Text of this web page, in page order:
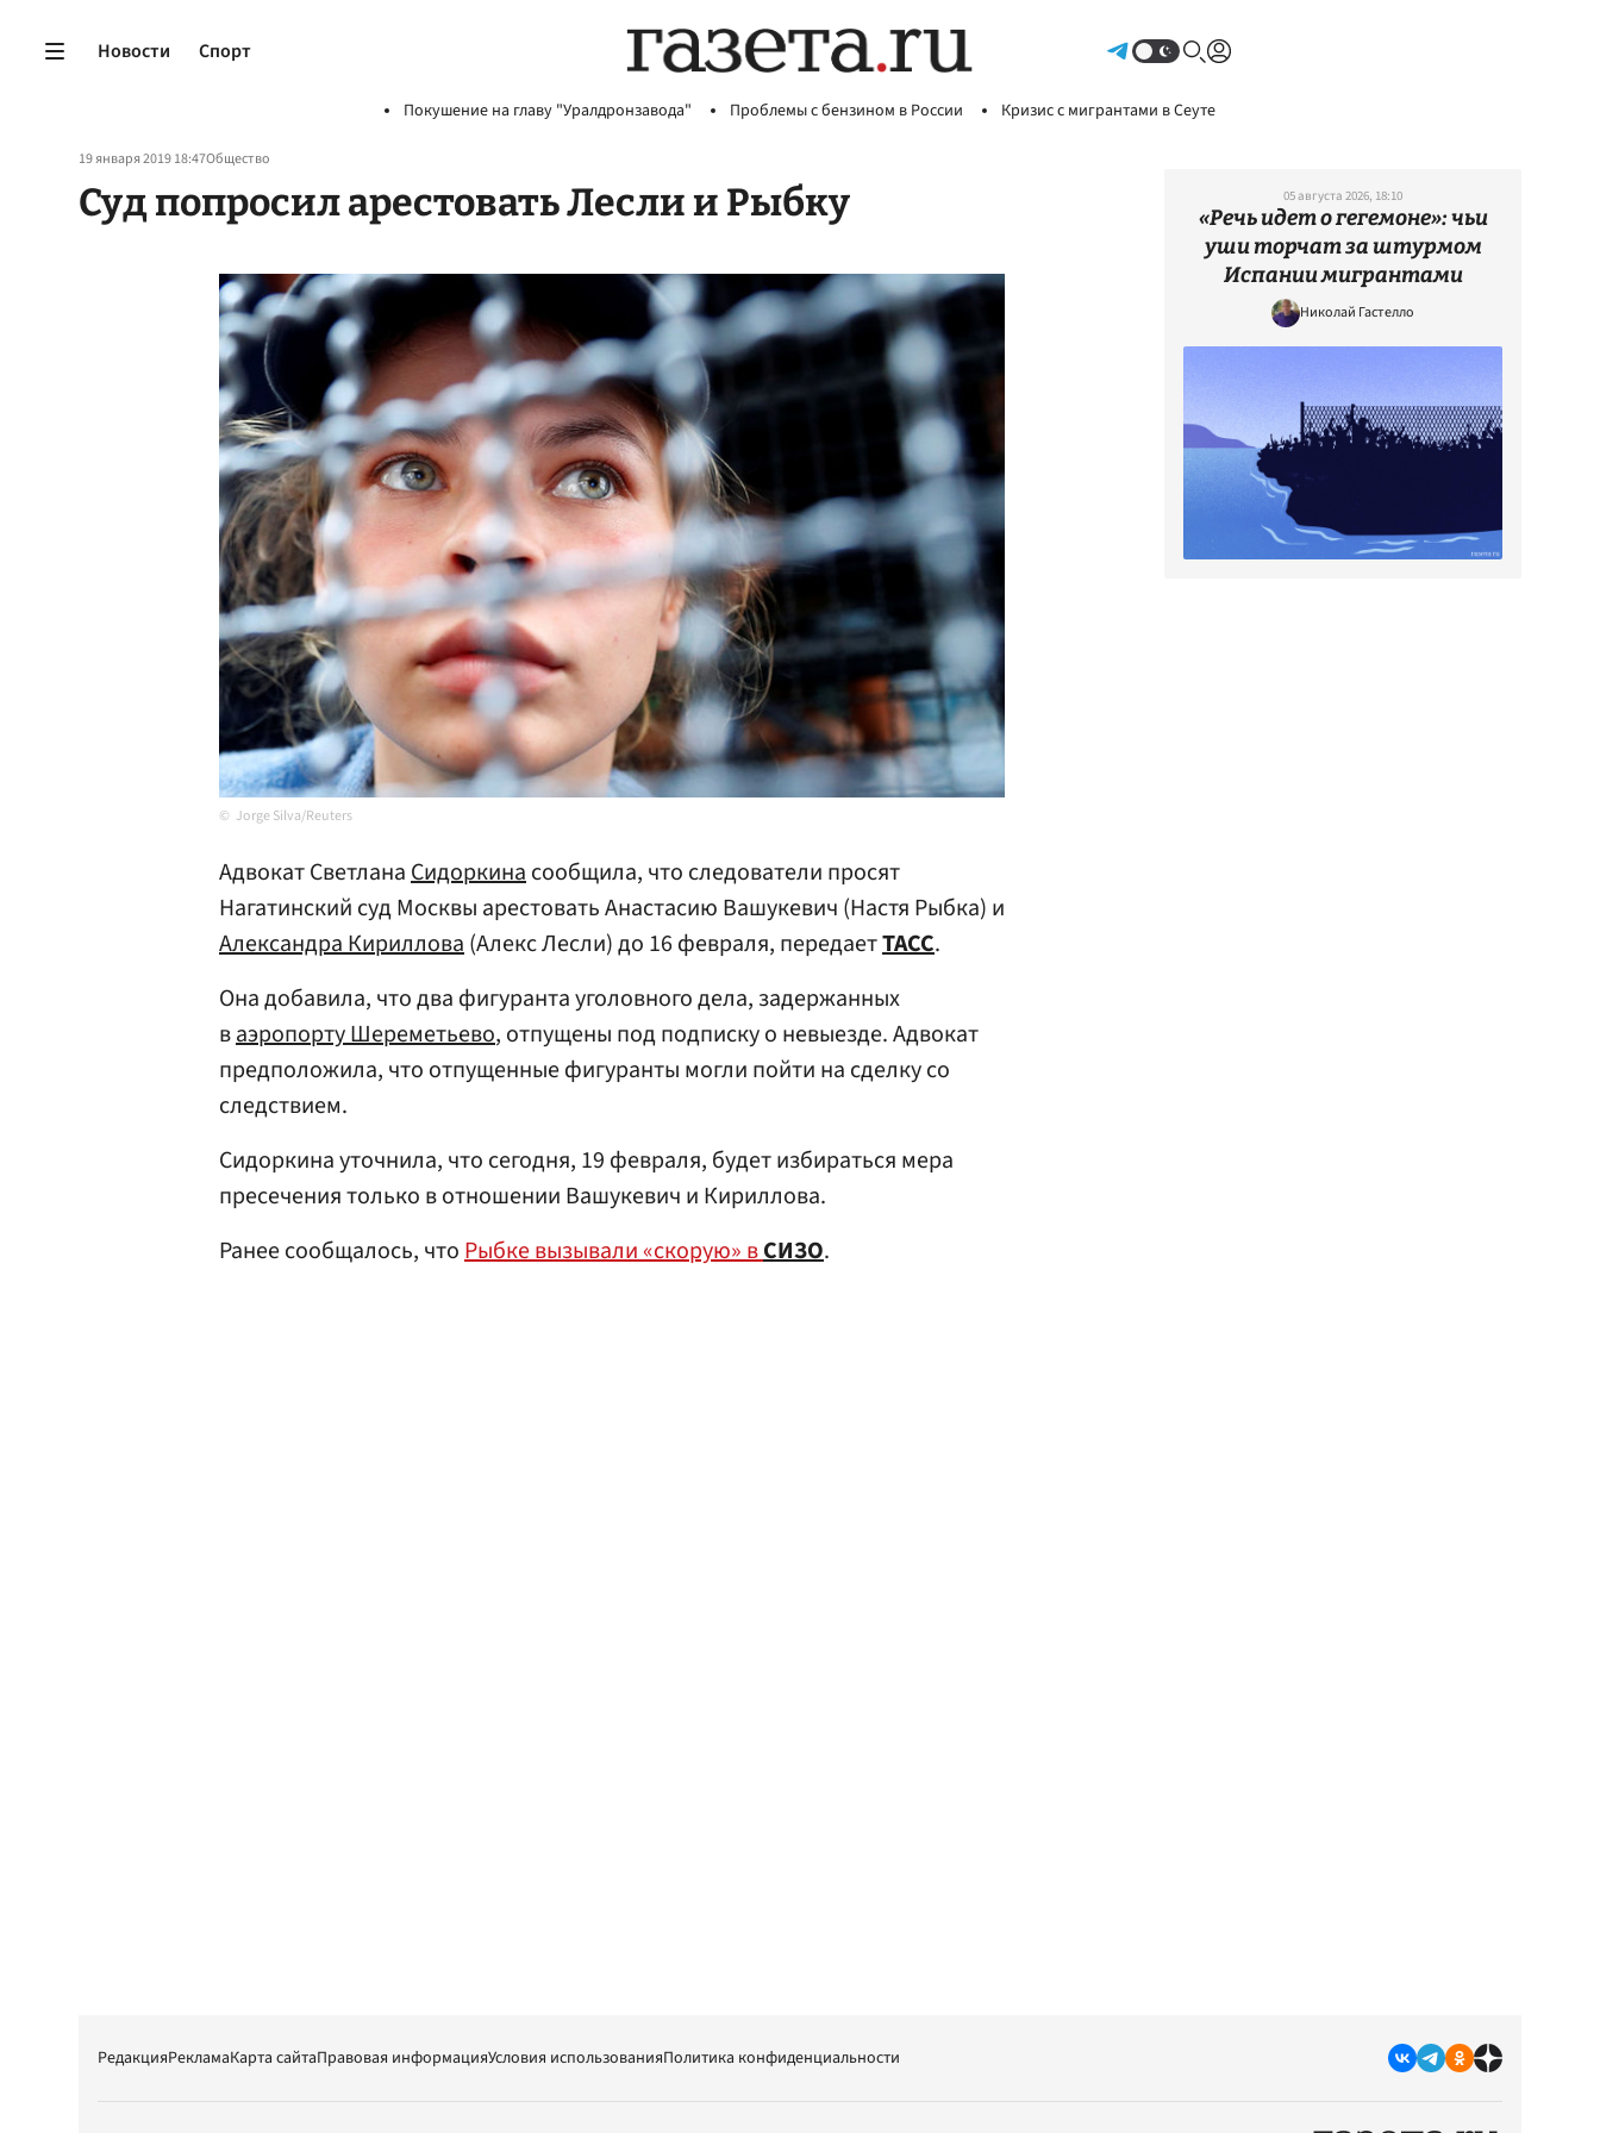
Новости Спорт
Покушение на главу "Уралдронзавода" Проблемы с бензином в России Кризис с мигрантами в Сеуте
19 января 2019 18:47Общество
Суд попросил арестовать Лесли и Рыбку
Jorge Silva/Reuters
Адвокат СветланаСидоркинасообщила, что следователи просят
Нагатинский суд Москвы арестовать Анастасию Вашукевич (Настя Рыбка) и
Александра Кириллова(Алекс Лесли) до 16 февраля, передаетТАСС.
Она добавила, что два фигуранта уголовного дела, задержанных
ваэропорту Шереметьево, отпущены под подписку о невыезде. Адвокат
предположила, что отпущенные фигуранты могли пойти на сделку со
следствием.
Сидоркина уточнила, что сегодня, 19 февраля, будет избираться мера
пресечения только в отношении Вашукевич и Кириллова.
Ранее сообщалось, чтоРыбке вызывали «скорую» вСИЗО.
05 августа 2026, 18:10
«Речь идет о гегемоне»: чьи
уши торчат за штурмом
Испании мигрантами
Николай Гастелло
РедакцияРекламаКарта сайтаПравовая информацияУсловия использованияПолитика конфиденциальности